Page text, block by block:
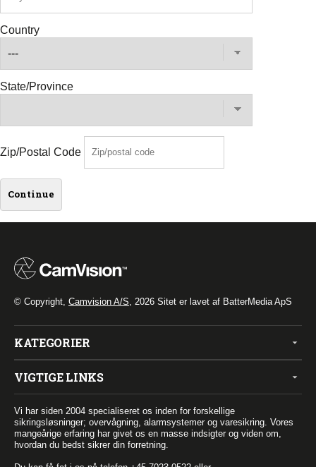
Country
State/Province
Zip/Postal Code
© Copyright, Camvision A/S, 2026 Sitet er lavet af BatterMedia ApS
KATEGORIER
VIGTIGE LINKS
Vi har siden 2004 specialiseret os inden for forskellige
sikringsløsninger; overvågning, alarmsystemer og varesikring. Vores
mangeårige erfaring har givet os en masse indsigter og viden om,
hvordan du bedst sikrer din forretning.